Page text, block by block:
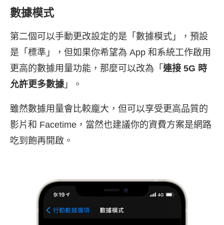
數據模式
第二個可以手動更改設定的是「數據模式」，預設
是「標準」，但如果你希望為 App 和系統工作啟用
更高的數據用量功能，那麼可以改為「 連接 5G 時
允許更多數據 」。
雖然數據用量會比較龐大，但可以享受更高品質的
影片和 Facetime，當然也建議你的資費方案是網路
吃到飽再開啟。